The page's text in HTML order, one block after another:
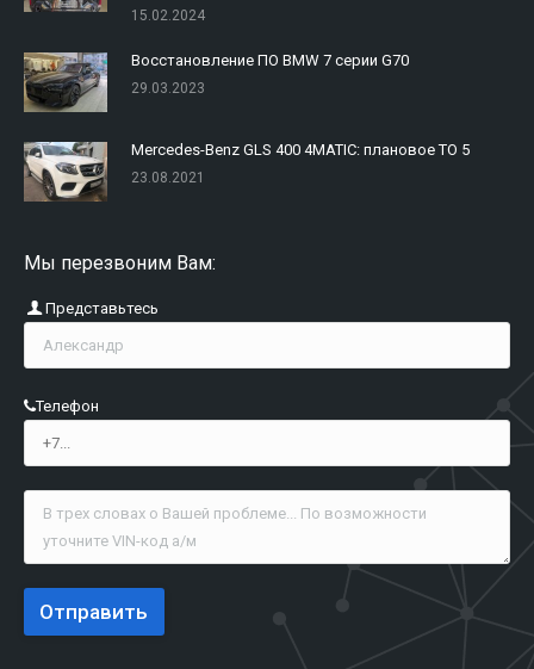
15.02.2024
Восстановление ПО BMW 7 серии G70
29.03.2023
Mercedes-Benz GLS 400 4MATIC: плановое ТО 5
23.08.2021
Мы перезвоним Вам:
Представьтесь
Телефон